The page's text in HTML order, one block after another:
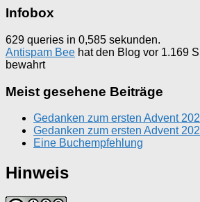
Infobox
629 queries in 0,585 sekunden.
Antispam Bee hat den Blog vor 1.169
bewahrt
Meist gesehene Beiträge
Gedanken zum ersten Advent
Gedanken zum ersten Advent
Eine Buchempfehlung
Hinweis